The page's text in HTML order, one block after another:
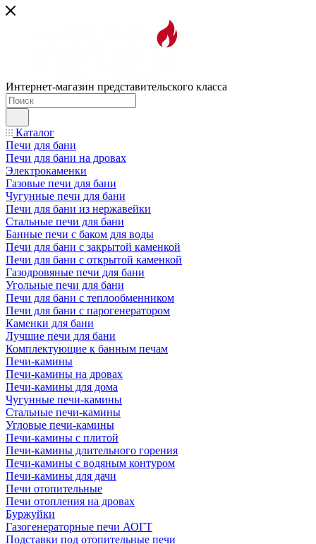
Интернет-магазин представительского класса
Каталог
Печи для бани
Печи для бани на дровах
Электрокаменки
Газовые печи для бани
Чугунные печи для бани
Печи для бани из нержавейки
Стальные печи для бани
Банные печи с баком для воды
Печи для бани с закрытой каменкой
Печи для бани с открытой каменкой
Газодровяные печи для бани
Угольные печи для бани
Печи для бани с теплообменником
Печи для бани с парогенератором
Каменки для бани
Лучшие печи для бани
Комплектующие к банным печам
Печи-камины
Печи-камины на дровах
Печи-камины для дома
Чугунные печи-камины
Стальные печи-камины
Угловые печи-камины
Печи-камины с плитой
Печи-камины длительного горения
Печи-камины с водяным контуром
Печи-камины для дачи
Печи отопительные
Печи отопления на дровах
Буржуйки
Газогенераторные печи АОГТ
Подставки под отопительные печи